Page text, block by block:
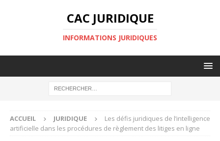
CAC JURIDIQUE
INFORMATIONS JURIDIQUES
ACCUEIL JURIDIQUE
Les défis juridiques de l’intelligence
artificielle dans les procédures de règlement des litiges en ligne